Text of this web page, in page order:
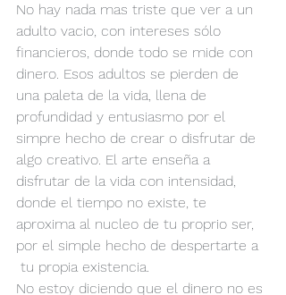
No hay nada mas triste que ver a un
adulto vacio, con intereses sólo
financieros, donde todo se mide con
dinero. Esos adultos se pierden de
una paleta de la vida, llena de
profundidad y entusiasmo por el
simpre hecho de crear o disfrutar de
algo creativo. El arte enseña a
disfrutar de la vida con intensidad,
donde el tiempo no existe, te
aproxima al nucleo de tu proprio ser,
por el simple hecho de despertarte a
tu propia existencia.
No estoy diciendo que el dinero no es